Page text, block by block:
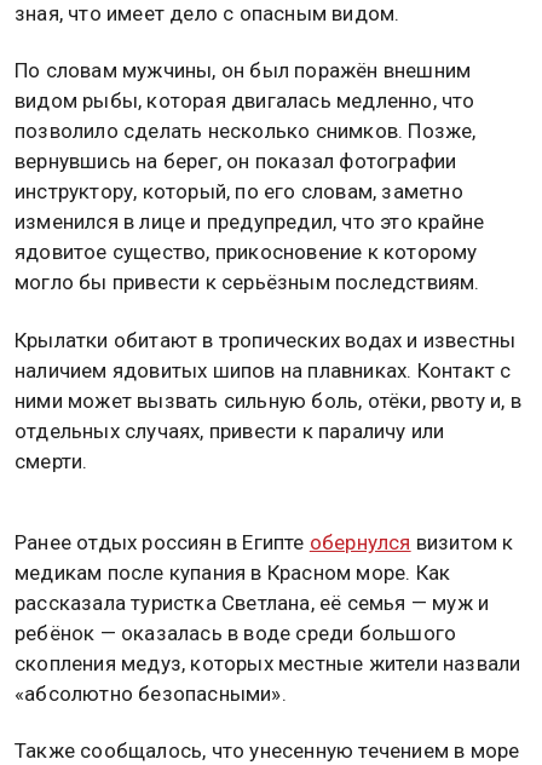
зная, что имеет дело с опасным видом.
По словам мужчины, он был поражён внешним
видом рыбы, которая двигалась медленно, что
позволило сделать несколько снимков. Позже,
вернувшись на берег, он показал фотографии
инструктору, который, по его словам, заметно
изменился в лице и предупредил, что это крайне
ядовитое существо, прикосновение к которому
могло бы привести к серьёзным последствиям.
Крылатки обитают в тропических водах и известны
наличием ядовитых шипов на плавниках. Контакт с
ними может вызвать сильную боль, отёки, рвоту и, в
отдельных случаях, привести к параличу или
смерти.
Ранее отдых россиян в Египте обернулся визитом к
медикам после купания в Красном море. Как
рассказала туристка Светлана, её семья — муж и
ребёнок — оказалась в воде среди большого
скопления медуз, которых местные жители назвали
«абсолютно безопасными».
Также сообщалось, что унесенную течением в море